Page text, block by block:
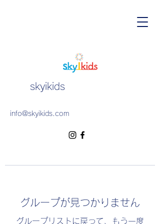
skyikids
info@skyikids.com
グループが見つかりません
グループリストに戻って、もう一度